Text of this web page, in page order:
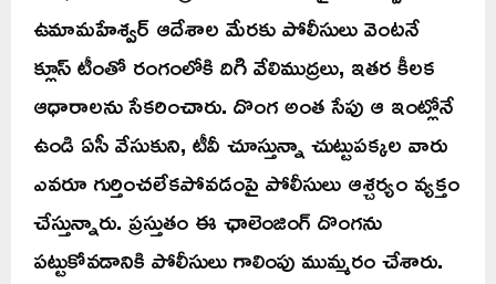
ఉమామహేశ్వర్ ఆదేశాల మేరకు పోలీసులు వెంటనే
క్లూస్ టీంతో రంగంలోకి దిగి వేలిముద్రలు, ఇతర కీలక
ఆధారాలను సేకరించారు. దొంగ అంత సేపు ఆ ఇంట్లోనే
ఉండి ఏసీ వేసుకుని, టీవీ చూస్తున్నా చుట్టుపక్కల వారు
ఎవరూ గుర్తించలేకపోవడంపై పోలీసులు ఆశ్చర్యం వ్యక్తం
చేస్తున్నారు. ప్రస్తుతం ఈ ఛాలెంజింగ్ దొంగను
పట్టుకోవడానికి పోలీసులు గాలింపు ముమ్మరం చేశారు.